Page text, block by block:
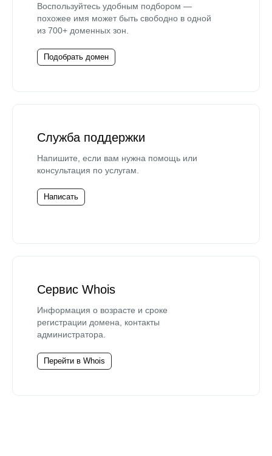
Воспользуйтесь удобным подбором —
похожее имя может быть свободно в одной
из 700+ доменных зон.
Подобрать домен
Служба поддержки
Напишите, если вам нужна помощь или
консультация по услугам.
Написать
Сервис Whois
Информация о возрасте и сроке
регистрации домена, контакты
администратора.
Перейти в Whois